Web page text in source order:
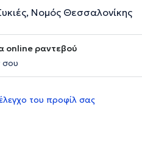
Νομός Θεσσαλονίκης
online ραντεβού
σου
του προφίλ σας